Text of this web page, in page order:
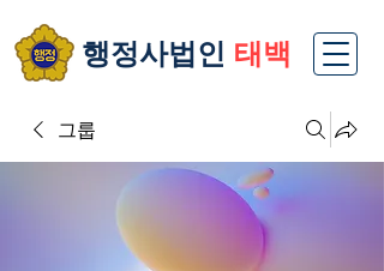
​행정사법인 태백
그룹